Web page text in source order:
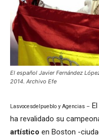
El español Javier Fernández
2014. Archivo Efe
Lasvocesdelpueblo y Agencias –
ha revalidado su
artístico en Boston -